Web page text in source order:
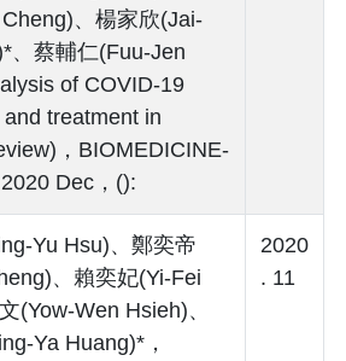
、楊家欣(Jai-
、蔡輔仁(Fuu-Jen
of COVID-19
treatment in
，BIOMEDICINE-
Dec，():
Yu Hsu)、鄭奕帝
、賴奕妃(Yi-Fei
(Yow-Wen Hsieh)、
Ya Huang)*，
2020
. 11